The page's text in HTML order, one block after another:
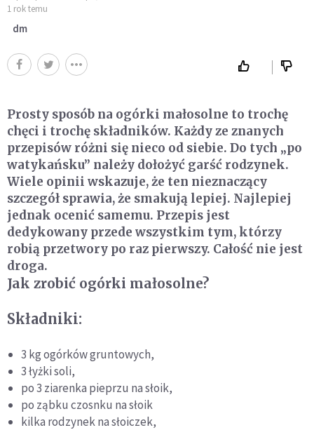
1 rok temu
dm
Prosty sposób na ogórki małosolne to trochę
chęci i trochę składników. Każdy ze znanych
przepisów różni się nieco od siebie. Do tych „po
watykańsku” należy dołożyć garść rodzynek.
Wiele opinii wskazuje, że ten nieznaczący
szczegół sprawia, że smakują lepiej. Najlepiej
jednak ocenić samemu. Przepis jest
dedykowany przede wszystkim tym, którzy
robią przetwory po raz pierwszy. Całość nie jest
droga.
Jak zrobić ogórki małosolne?
Składniki:
3 kg ogórków gruntowych,
3 łyżki soli,
po 3 ziarenka pieprzu na słoik,
po ząbku czosnku na słoik
kilka rodzynek na słoiczek,